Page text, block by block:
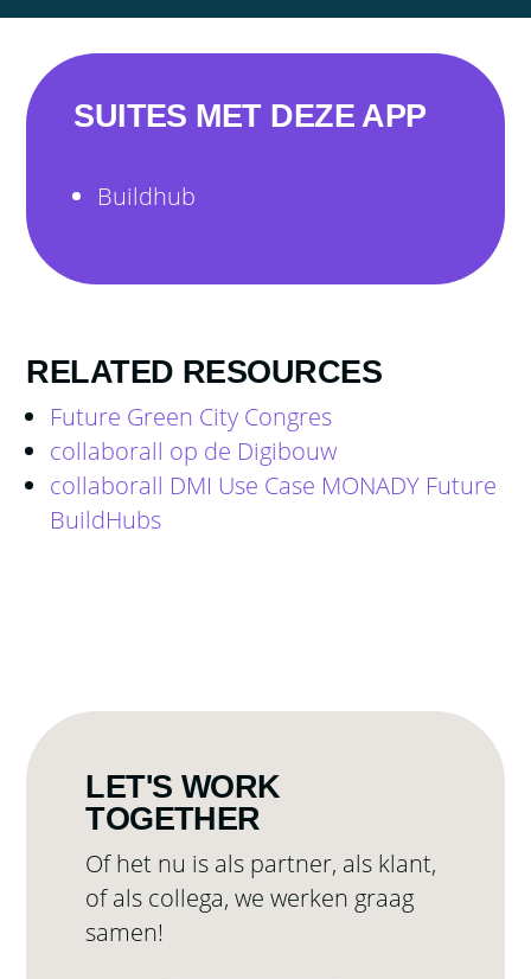
SUITES MET DEZE APP
Buildhub
RELATED RESOURCES
Future Green City Congres
collaborall op de Digibouw
collaborall DMI Use Case MONADY Future
BuildHubs
LET'S WORK
TOGETHER
Of het nu is als partner, als klant,
of als collega, we werken graag
samen!